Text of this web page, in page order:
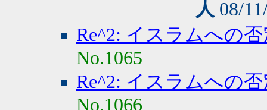
人 08/
Re^2: イスラムへの
No.1065
Re^2: イスラムへの
No.1066